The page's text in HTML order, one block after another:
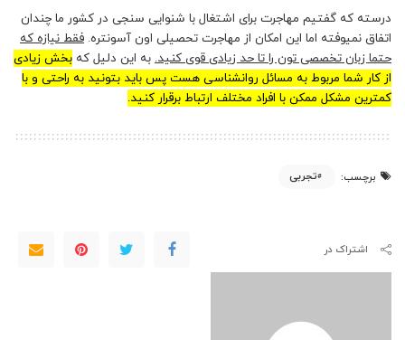
درسته که گفتیم مهاجرت برای اشتغال با شنوایی سنجی در کشور ما چندان
اتفاق نمیوفته اما این امکان از مهاجرت تحصیلی اون آسونتره. فقط نیازه که
حتما زبان تخصصی تون را تا حد زیادی قوی کنید. به این دلیل که بخش زیادی
از کار شما مربوط به مسائل روانشناسی هست پس باید بتونید به راحتی و با
کمترین مشکل ممکن با افراد مختلف ارتباط برقرار کنید.
برچسب: تجربی
اشتراک در